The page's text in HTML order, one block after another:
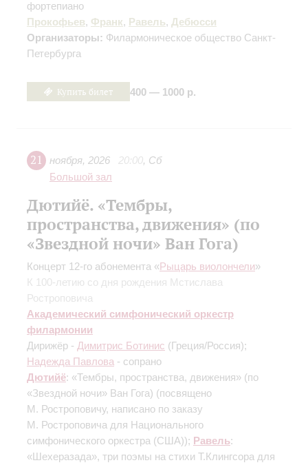
фортепиано
Прокофьев, Франк, Равель, Дебюсси
Организаторы: Филармоническое общество Санкт-
Петербурга
Купить билет 400 — 1000 р.
21 ноября, 2026 20:00, Сб
Большой зал
Дютийё. «Тембры,
пространства, движения» (по
«Звездной ночи» Ван Гога)
Концерт 12-го абонемента «Рыцарь виолончели»
К 100-летию со дня рождения Мстислава
Ростроповича
Академический симфонический оркестр
филармонии
Дирижёр - Димитрис Ботинис (Греция/Россия);
Надежда Павлова - сопрано
Дютийё: «Тембры, пространства, движения» (по
«Звездной ночи» Ван Гога) (посвящено
М. Ростроповичу, написано по заказу
М. Ростроповича для Национального
симфонического оркестра (США)); Равель:
«Шехеразада», три поэмы на стихи Т.Клингсора для